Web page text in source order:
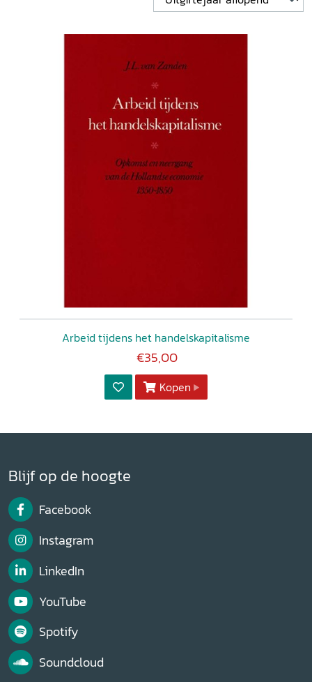
Arbeid tijdens het handelskapitalisme
€35,00
Kopen
Blijf op de hoogte
Facebook
Instagram
LinkedIn
YouTube
Spotify
Soundcloud